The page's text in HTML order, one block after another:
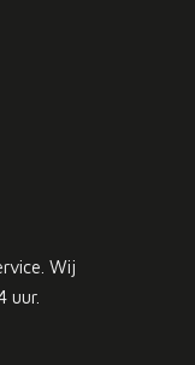
Wij
uur.